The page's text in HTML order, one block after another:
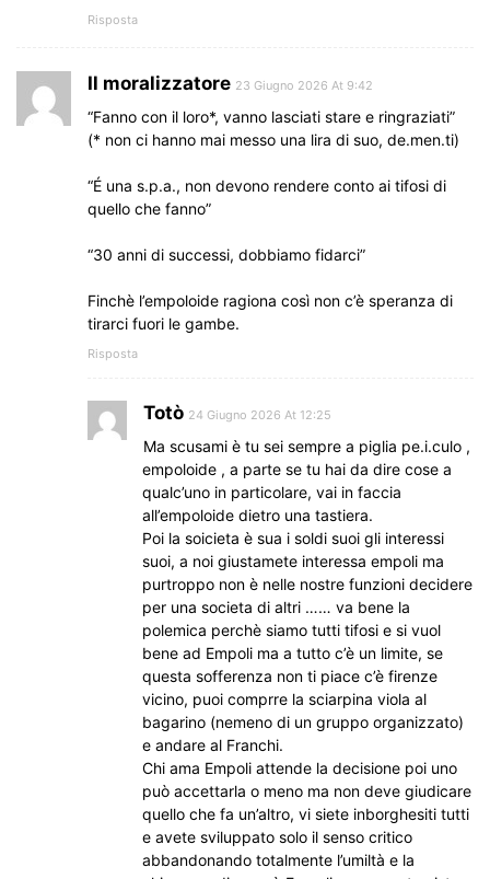
Risposta
Il moralizzatore 23 Giugno 2026 At 9:42
“Fanno con il loro*, vanno lasciati stare e ringraziati”
(* non ci hanno mai messo una lira di suo, de.men.ti)
“É una s.p.a., non devono rendere conto ai tifosi di
quello che fanno”
“30 anni di successi, dobbiamo fidarci”
Finchè l’empoloide ragiona così non c’è speranza di
tirarci fuori le gambe.
Risposta
Totò 24 Giugno 2026 At 12:25
Ma scusami è tu sei sempre a piglia pe.i.culo ,
empoloide , a parte se tu hai da dire cose a
qualc’uno in particolare, vai in faccia
all’empoloide dietro una tastiera.
Poi la soicieta è sua i soldi suoi gli interessi
suoi, a noi giustamete interessa empoli ma
purtroppo non è nelle nostre funzioni decidere
per una societa di altri …… va bene la
polemica perchè siamo tutti tifosi e si vuol
bene ad Empoli ma a tutto c’è un limite, se
questa sofferenza non ti piace c’è firenze
vicino, puoi comprre la sciarpina viola al
bagarino (nemeno di un gruppo organizzato)
e andare al Franchi.
Chi ama Empoli attende la decisione poi uno
può accettarla o meno ma non deve giudicare
quello che fa un’altro, vi siete inborghesiti tutti
e avete sviluppato solo il senso critico
abbandonando totalmente l’umiltà e la